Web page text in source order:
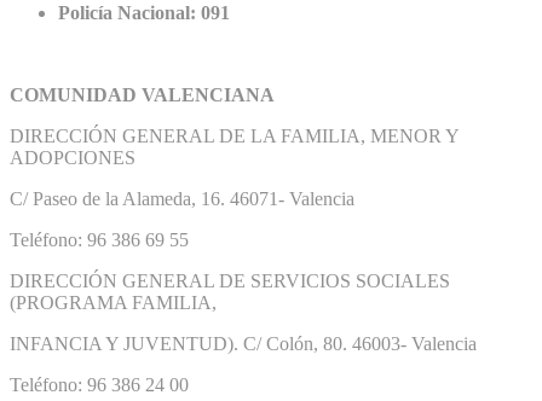
Policía Nacional: 091
COMUNIDAD VALENCIANA
DIRECCIÓN GENERAL DE LA FAMILIA, MENOR Y
ADOPCIONES
C/ Paseo de la Alameda, 16. 46071- Valencia
Teléfono: 96 386 69 55
DIRECCIÓN GENERAL DE SERVICIOS SOCIALES
(PROGRAMA FAMILIA,
INFANCIA Y JUVENTUD). C/ Colón, 80. 46003- Valencia
Teléfono: 96 386 24 00